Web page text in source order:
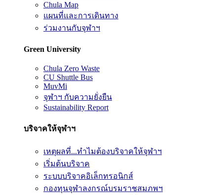
Chula Map
แผนที่และการเดินทาง
ร่วมงานกับจุฬาฯ
Green University
Chula Zero Waste
CU Shuttle Bus
MuvMi
จุฬาฯ กับความยั่งยืน
Sustainability Report
บริจาคให้จุฬาฯ
เหตุผลที่...ทำไมต้องบริจาคให้จุฬาฯ
เริ่มต้นบริจาค
ระบบบริจาคอิเล็กทรอนิกส์
กองทุนจุฬาลงกรณ์บรมราชสมภพฯ